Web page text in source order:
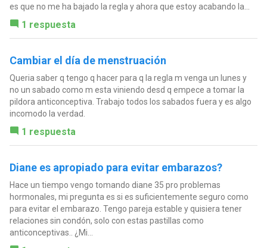
es que no me ha bajado la regla y ahora que estoy acabando la...
1 respuesta
Cambiar el día de menstruación
Queria saber q tengo q hacer para q la regla m venga un lunes y
no un sabado como m esta viniendo desd q empece a tomar la
pildora anticonceptiva. Trabajo todos los sabados fuera y es algo
incomodo la verdad.
1 respuesta
Diane es apropiado para evitar embarazos?
Hace un tiempo vengo tomando diane 35 pro problemas
hormonales, mi pregunta es si es suficientemente seguro como
para evitar el embarazo. Tengo pareja estable y quisiera tener
relaciones sin condón, solo con estas pastillas como
anticonceptivas.. ¿Mi...